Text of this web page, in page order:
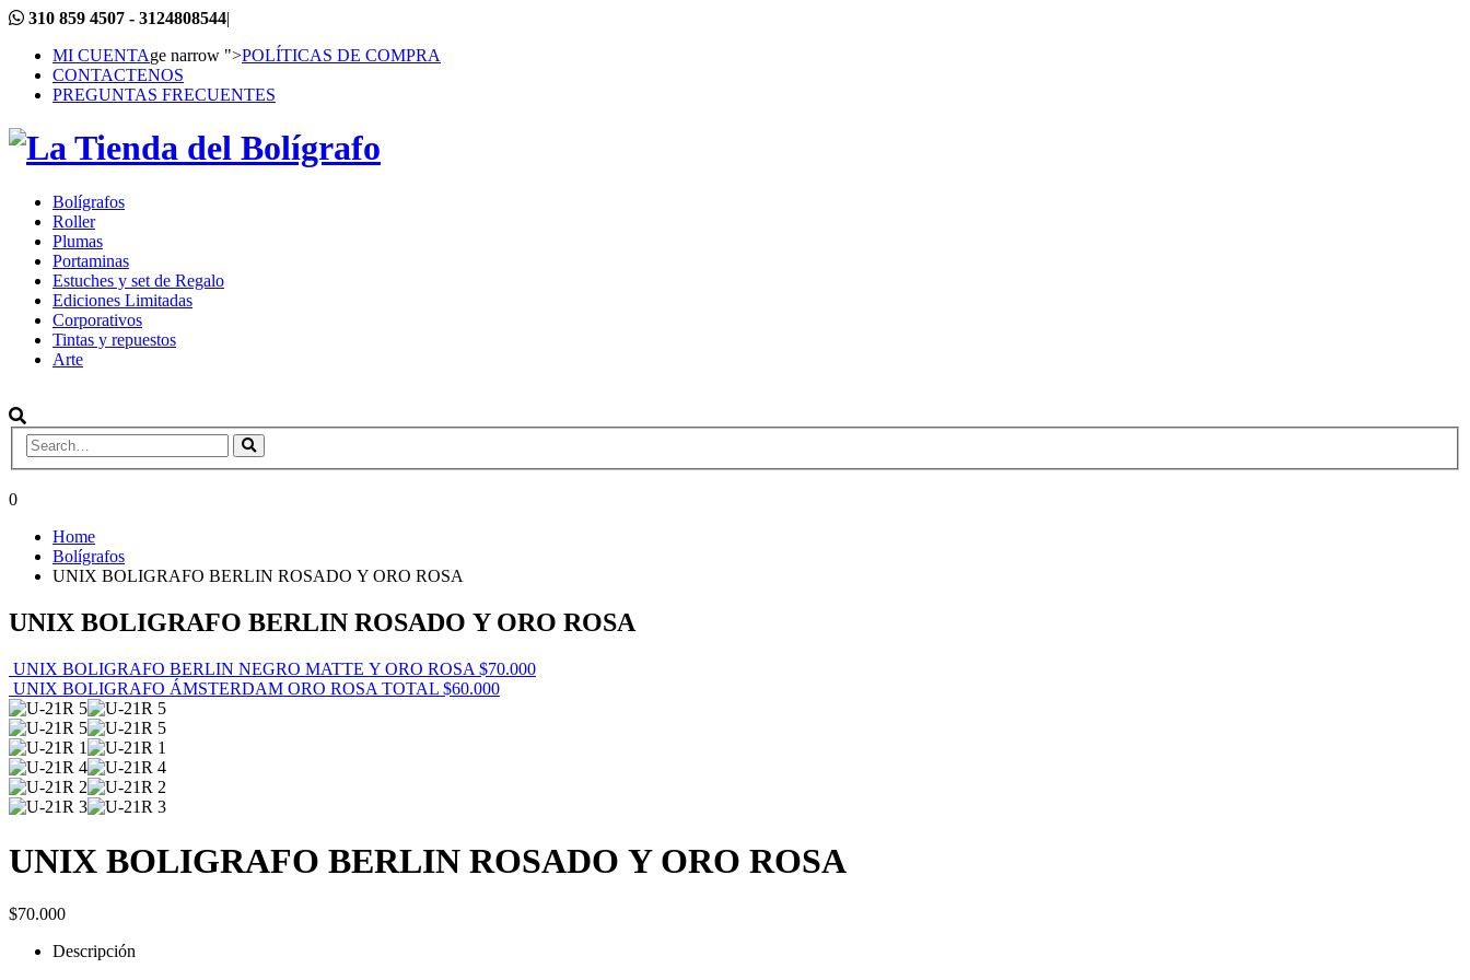
310 859 4507 - 3124808544|
MI CUENTAge narrow ">POLÍTICAS DE COMPRA
CONTACTENOS
PREGUNTAS FRECUENTES
Bolígrafos
Roller
Plumas
Portaminas
Estuches y set de Regalo
Ediciones Limitadas
Corporativos
Tintas y repuestos
Arte
0
Home
Bolígrafos
UNIX BOLIGRAFO BERLIN ROSADO Y ORO ROSA
UNIX BOLIGRAFO BERLIN ROSADO Y ORO ROSA
UNIX BOLIGRAFO BERLIN NEGRO MATTE Y ORO ROSA $70.000
UNIX BOLIGRAFO ÁMSTERDAM ORO ROSA TOTAL $60.000
UNIX BOLIGRAFO BERLIN ROSADO Y ORO ROSA
$70.000
Descripción